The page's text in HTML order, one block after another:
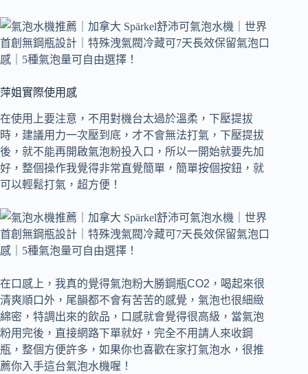
萍姐實際使用感
在使用上要注意，不用對機台太過於溫柔，下壓提拔
時，建議用力一次壓到底，才不會無法打氣，下壓提拔
後，就不能再開啟氣泡粉投入口，所以一開始就要先加
好，整個操作我覺得非常直覺簡單，簡單按個按鈕，就
可以輕鬆打氣，超方便！
在口感上，我真的覺得氣泡粉大勝鋼瓶CO2，喝起來很
清爽順口外，尾韻都不會有苦苦的感覺，氣泡也很細緻
綿密，特調出來的飲品，口感就會覺得很高級，當氣泡
粉用完後，直接網路下單就好，完全不用請人來收鋼
瓶，整個方便許多，如果你也喜歡在家打氣泡水，很推
薦你入手這台氣泡水機喔！